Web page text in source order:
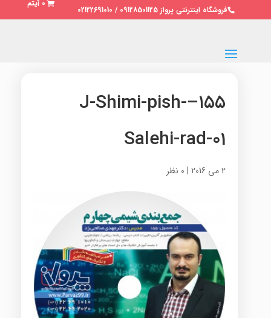
فروشگاه اینترنتی پرواز 09128501125 / 02122691010
0 آیتم
۱۵۵–J-Shimi-pish-
Salehi-rad-01
2 می 2016 | 0 نظر